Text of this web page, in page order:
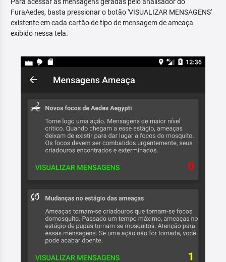
Para acessar as mensagens geradas pelo analisador do
FuraAedes, basta pressionar o botão 'VISUALIZAR MENSAGENS'
existente em cada cartão de tipo de mensagem de ameaça
exibido nessa tela.